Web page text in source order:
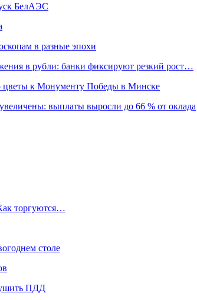
БелАЭС
в разные эпохи
в рубли: банки фиксируют резкий рост…
цветы к Монументу Победы в Минске
выплаты выросли до 66 % от оклада
торгуются…
столе
ПДД